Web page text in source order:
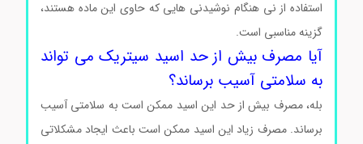
استفاده از نی هنگام نوشیدنی هایی که حاوی این ماده هستند،
گزینه مناسبی است.اسیدسیتریک Citric acid مرک 100244
آیا مصرف بیش از حد اسید سیتریک می تواند
به سلامتی آسیب برساند؟
بله، مصرف بیش از حد این اسید ممکن است به سلامتی آسیب
برساند. مصرف زیاد این اسید ممکن است باعث ایجاد مشکلاتی